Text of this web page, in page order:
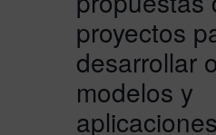
proyectos
desarrollar
modelos y